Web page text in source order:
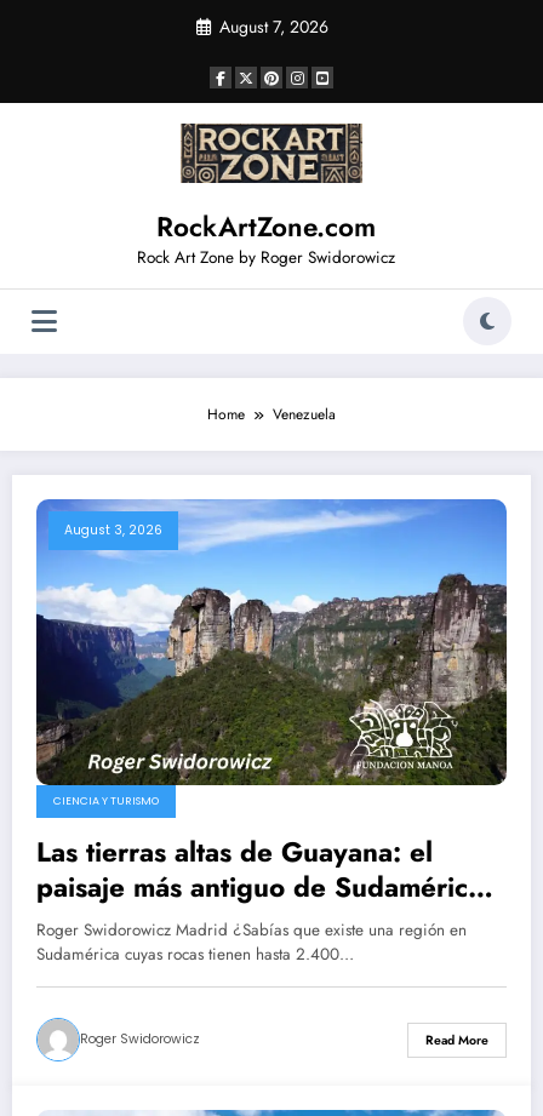
August 7, 2026
RockArtZone.com
Rock Art Zone by Roger Swidorowicz
Home Venezuela
August 3, 2026
CIENCIA Y TURISMO
Las tierras altas de Guayana: el
paisaje más antiguo de Sudamérica
/ Roger Swidorowicz Madrid
Roger Swidorowicz Madrid ¿Sabías que existe una región en
Sudamérica cuyas rocas tienen hasta 2.400…
Roger Swidorowicz Read More